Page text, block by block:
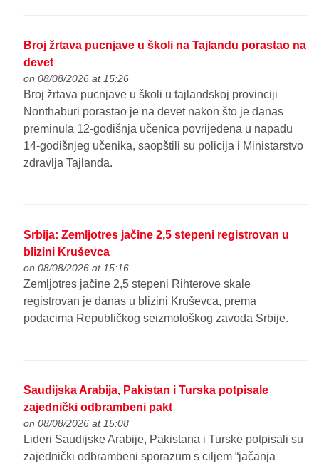
Broj žrtava pucnjave u školi na Tajlandu porastao na
devet
on 08/08/2026 at 15:26
Broj žrtava pucnjave u školi u tajlandskoj provinciji
Nonthaburi porastao je na devet nakon što je danas
preminula 12-godišnja učenica povrijeđena u napadu
14-godišnjeg učenika, saopštili su policija i Ministarstvo
zdravlja Tajlanda.
Srbija: Zemljotres jačine 2,5 stepeni registrovan u
blizini Kruševca
on 08/08/2026 at 15:16
Zemljotres jačine 2,5 stepeni Rihterove skale
registrovan je danas u blizini Kruševca, prema
podacima Republičkog seizmološkog zavoda Srbije.
Saudijska Arabija, Pakistan i Turska potpisale
zajednički odbrambeni pakt
on 08/08/2026 at 15:08
Lideri Saudijske Arabije, Pakistana i Turske potpisali su
zajednički odbrambeni sporazum s ciljem “jačanja